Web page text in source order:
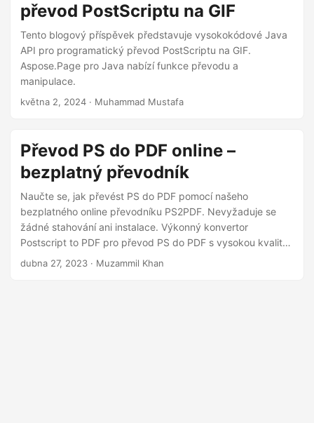
a
převod PostScriptu na GIF
Tento blogový příspěvek představuje vysokokódové Java
API pro programatický převod PostScriptu na GIF.
Aspose.Page pro Java nabízí funkce převodu a
manipulace.
května 2, 2024 · Muhammad Mustafa
Převod PS do PDF online –
bezplatný převodník
Naučte se, jak převést PS do PDF pomocí našeho
bezplatného online převodníku PS2PDF. Nevyžaduje se
žádné stahování ani instalace. Výkonný konvertor
Postscript to PDF pro převod PS do PDF s vysokou kvalitou
a přesností.
dubna 27, 2023 · Muzammil Khan